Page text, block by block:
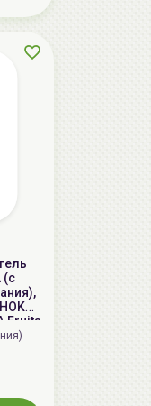
(с
Fruits